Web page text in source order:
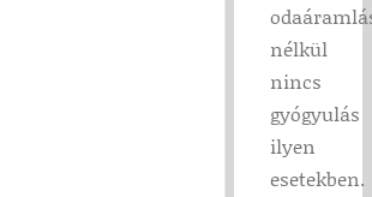
nélkül
nincs
gyógyulás
ilyen
esetekben.